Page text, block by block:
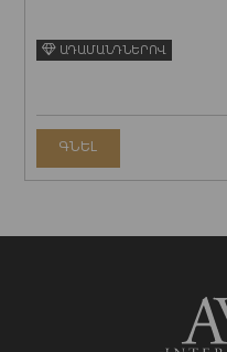
ԱԴԱՄԱՆԴՆԵՐՈՎ
ԳՆԵԼ